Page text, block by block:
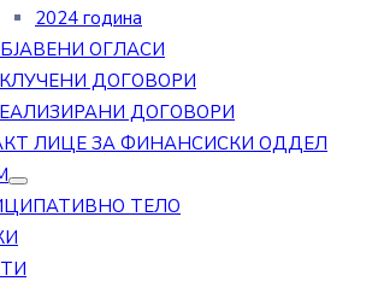
2024 година
ОГЛАСИ
ДОГОВОРИ
ДОГОВОРИ
ЛИЦЕ ЗА ФИНАНСИСКИ ОДДЕЛ
ТЕЛО